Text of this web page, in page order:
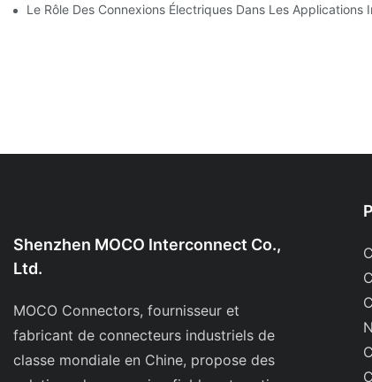
Le Rôle Des Connexions Électriques Dans Les Applications
Shenzhen MOCO Interconnect Co.,
Ltd.
MOCO Connectors, fournisseur et
fabricant de connecteurs industriels de
classe mondiale en Chine, propose des